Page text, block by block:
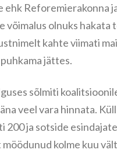
ehk Reforemierakonna
võimalus olnuks hakata
kahte viimati
jättes.
sõlmiti
veel vara hinnata. Küll
200 ja sotside
kolme kuu